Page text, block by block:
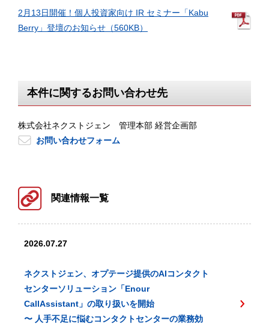
2月13日開催！個人投資家向け IR セミナー「Kabu
Berry」登壇のお知らせ（560KB）
本件に関するお問い合わせ先
株式会社ネクストジェン 管理本部 経営企画部
お問い合わせフォーム
関連情報一覧
2026.07.27
ネクストジェン、オプテージ提供のAIコンタクト
センターソリューション「Enour
CallAssistant」の取り扱いを開始
〜 人手不足に悩むコンタクトセンターの業務効